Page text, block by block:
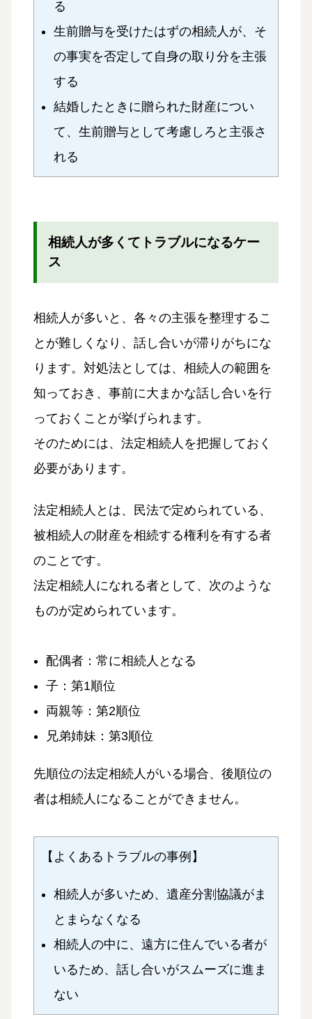
る
生前贈与を受けたはずの相続人が、そ
の事実を否定して自身の取り分を主張
する
結婚したときに贈られた財産につい
て、生前贈与として考慮しろと主張さ
れる
相続人が多くてトラブルになるケー
ス
相続人が多いと、各々の主張を整理するこ
とが難しくなり、話し合いが滞りがちにな
ります。対処法としては、相続人の範囲を
知っておき、事前に大まかな話し合いを行
っておくことが挙げられます。
そのためには、法定相続人を把握しておく
必要があります。
法定相続人とは、民法で定められている、
被相続人の財産を相続する権利を有する者
のことです。
法定相続人になれる者として、次のような
ものが定められています。
配偶者：常に相続人となる
子：第1順位
両親等：第2順位
兄弟姉妹：第3順位
先順位の法定相続人がいる場合、後順位の
者は相続人になることができません。
【よくあるトラブルの事例】
相続人が多いため、遺産分割協議がま
とまらなくなる
相続人の中に、遠方に住んでいる者が
いるため、話し合いがスムーズに進ま
ない